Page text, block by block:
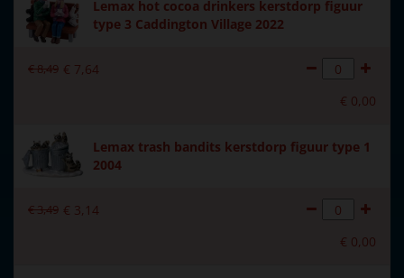
Lemax hot cocoa drinkers kerstdorp figuur
type 3 Caddington Village 2022
€8,49 € 7,64
€ 0,00
Lemax trash bandits kerstdorp figuur type 1
2004
€3,49 € 3, 14
€ 0,00